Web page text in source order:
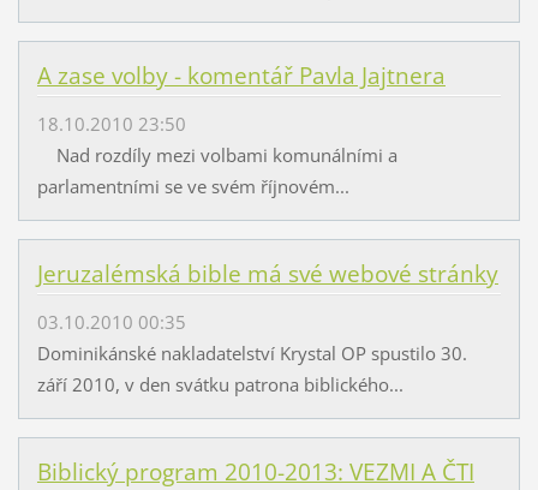
A zase volby - komentář Pavla Jajtnera
18.10.2010 23:50
Nad rozdíly mezi volbami komunálními a
parlamentními se ve svém říjnovém...
Jeruzalémská bible má své webové stránky
03.10.2010 00:35
Dominikánské nakladatelství Krystal OP spustilo 30.
září 2010, v den svátku patrona biblického...
Biblický program 2010-2013: VEZMI A ČTI